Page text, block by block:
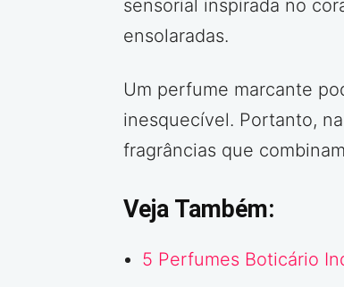
sensorial inspirada no
ensolaradas.
Um perfume marcante
inesquecível. Portanto,
fragrâncias que
Veja Também:
5 Perfumes Boticário